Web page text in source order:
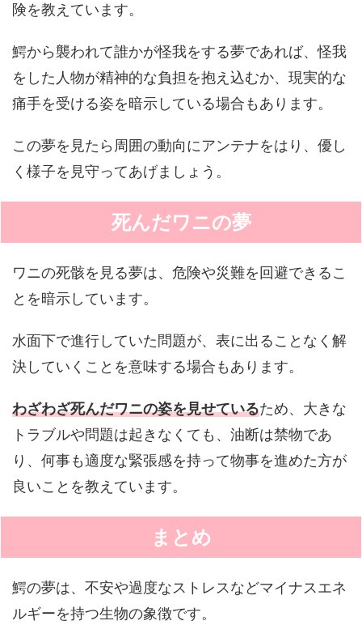
険を教えています。
鰐から襲われて誰かが怪我をする夢であれば、怪我
をした人物が精神的な負担を抱え込むか、現実的な
痛手を受ける姿を暗示している場合もあります。
この夢を見たら周囲の動向にアンテナをはり、優し
く様子を見守ってあげましょう。
死んだワニの夢
ワニの死骸を見る夢は、危険や災難を回避できるこ
とを暗示しています。
水面下で進行していた問題が、表に出ることなく解
決していくことを意味する場合もあります。
わざわざ死んだワニの姿を見せているため、大きな
トラブルや問題は起きなくても、油断は禁物であ
り、何事も適度な緊張感を持って物事を進めた方が
良いことを教えています。
まとめ
鰐の夢は、不安や過度なストレスなどマイナスエネ
ルギーを持つ生物の象徴です。